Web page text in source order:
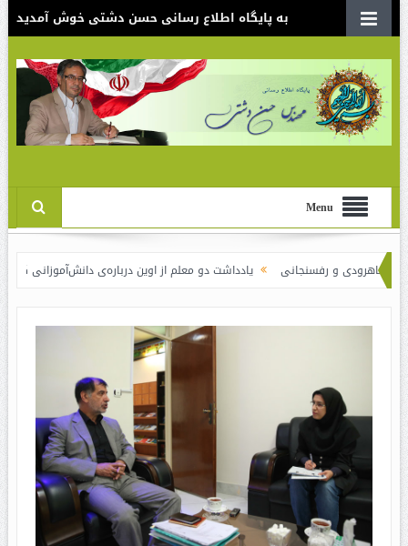
به پایگاه اطلاع رسانی حسن دشتی خوش آمدید
Menu
و رفسنجانی یادداشت دو معلم از اوین درباره‌ی دانش‌آموزانی که سوختند